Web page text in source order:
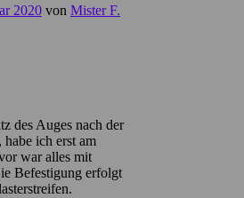
2020 von Mister F.
des Auges nach der
habe ich erst am
war alles mit
Befestigung erfolgt